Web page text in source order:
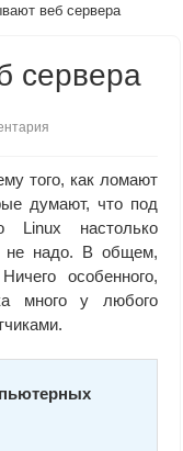
веб сервера
сервера
того, как ломают
думают, что под
Linux настолько
не надо. В общем,
особенного,
много у любого